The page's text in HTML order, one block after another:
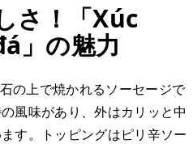
さ！「Xúc
」の魅力
の上で焼かれるソーセージで
風味があり、外はカリッと中
す。トッピングはピリ辛ソー